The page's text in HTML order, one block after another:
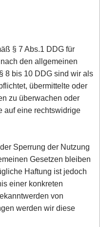
§ 7 Abs.1 DDG für
den allgemeinen
8 bis 10 DDG sind wir als
übermittelte oder
zu überwachen oder
auf eine rechtswidrige
Sperrung der Nutzung
Gesetzen bleiben
Haftung ist jedoch
einer konkreten
von
werden wir diese